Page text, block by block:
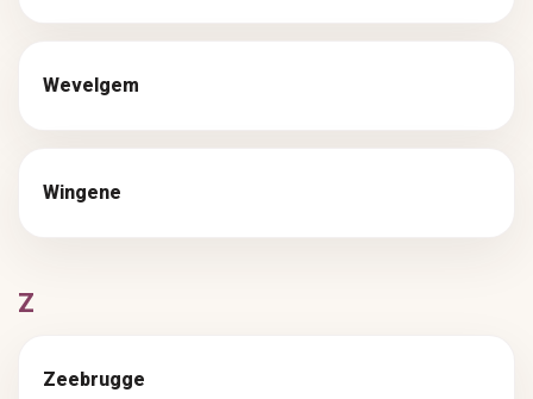
Wevelgem
Wingene
Z
Zeebrugge